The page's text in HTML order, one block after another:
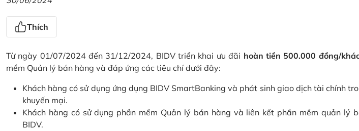
Thích
Từ ngày 01/07/2024 đến 31/12/2024, BIDV triển khai ưu đãi hoàn tiền 500.000 đồng/
mềm Quản lý bán hàng và đáp ứng các tiêu chí dưới đây:
Khách hàng có sử dụng ứng dụng BIDV SmartBanking và phát sinh giao dịch tài chính
khuyến mại.
Khách hàng có sử dụng phần mềm Quản lý bán hàng và liên kết phần mềm quản lý
BIDV.